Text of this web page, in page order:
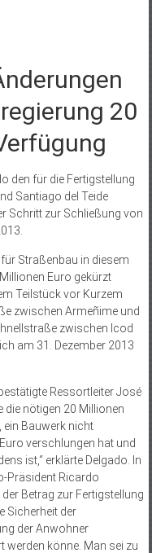
20
den für die Fertigstellung
Santiago del Teide
Schritt zur Schließung von
Straßenbau in diesem
Euro gekürzt
Teilstück vor Kurzem
zwischen Armeñime und
zwischen Icod
am 31. Dezember 2013
Ressortleiter José
die nötigen 20 Millionen
ein Bauwerk nicht
verschlungen hat und
ist,“ erklärte Delgado. In
Präsident Ricardo
Betrag zur Fertigstellung
Sicherheit der
der Anwohner
werden könne. Man sei zu